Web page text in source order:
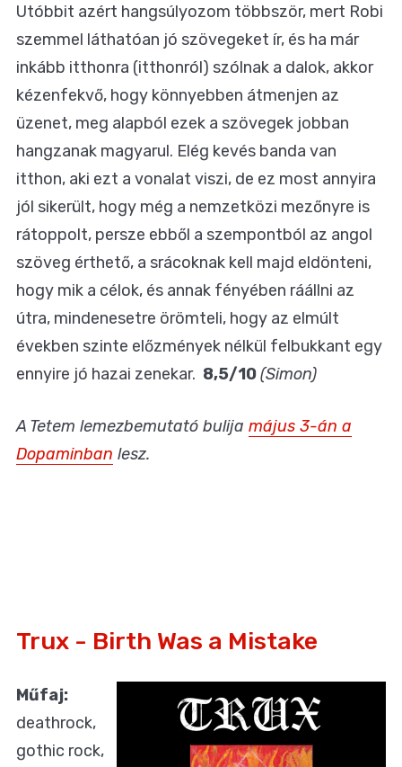
Utóbbit azért hangsúlyozom többször, mert Robi
szemmel láthatóan jó szövegeket ír, és ha már
inkább itthonra (itthonról) szólnak a dalok, akkor
kézenfekvő, hogy könnyebben átmenjen az
üzenet, meg alapból ezek a szövegek jobban
hangzanak magyarul. Elég kevés banda van
itthon, aki ezt a vonalat viszi, de ez most annyira
jól sikerült, hogy még a nemzetközi mezőnyre is
rátoppolt, persze ebből a szempontból az angol
szöveg érthető, a srácoknak kell majd eldönteni,
hogy mik a célok, és annak fényében ráállni az
útra, mindenesetre örömteli, hogy az elmúlt
években szinte előzmények nélkül felbukkant egy
ennyire jó hazai zenekar. 8,5/10(Simon)
A Tetem lemezbemutató bulija május 3-án a
Dopaminban lesz.
Trux - Birth Was a Mistake
Műfaj:
deathrock,
gothic rock,